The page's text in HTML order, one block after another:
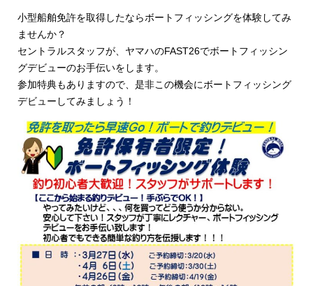
小型船舶免許を取得したならボートフィッシングを体験してみ
ませんか？
セントラルスタッフが、ヤマハのFAST26でボートフィッシン
グデビューのお手伝いをします。
参加特典もありますので、是非この機会にボートフィッシング
デビューしてみましょう！